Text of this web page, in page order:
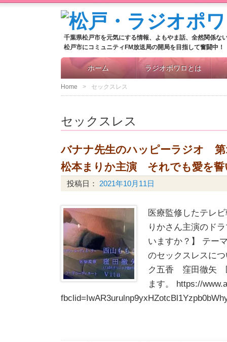
千葉県松戸市を元気にする情報、よもやま話、全然関係な
松戸市にコミュニティFM放送局の開局を目指して奮闘中！
ホーム ラジオポワロとは
Home セックスレス
セックスレス
バナナ先生のハッピーラジオ
松本まりか主演 それでも愛を誓
投稿日： 2021年10月11日
医療監修したテレ
りかさん主演のド
いますか？】 テー
のセックスレスに
ク五香 窪田徹矢
ます。 https://